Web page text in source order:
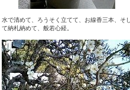
水で清めて、ろうそく立てて、お線香三本、そし
て納札納めて、般若心経。